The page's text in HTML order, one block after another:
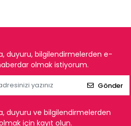
duyuru, bilgilendirmelerden e-
olmak istiyorum.
Gönder
duyuru ve bilgilendirmelerden
için kayıt olun.